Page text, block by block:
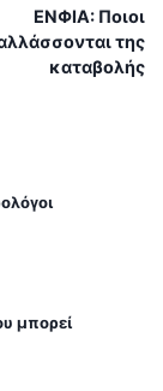
ΕΝΦΙΑ: Ποιοι
της
καταβολής
μπορεί